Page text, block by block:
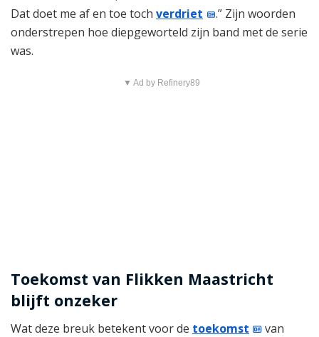
Dat doet me af en toe toch verdriet
.” Zijn woorden
onderstrepen hoe diepgeworteld zijn band met de serie
was.
▼ Ad by Refinery89
Toekomst van Flikken Maastricht
blijft onzeker
Wat deze breuk betekent voor de toekomst
van